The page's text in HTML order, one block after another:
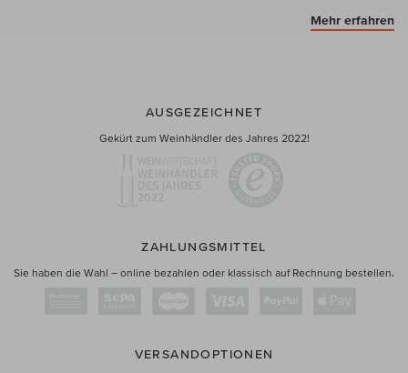
Mehr erfahren
AUSGEZEICHNET
Gekürt zum Weinhändler des Jahres 2022!
ZAHLUNGSMITTEL
Sie haben die Wahl – online bezahlen oder klassisch auf Rechnung bestellen.
VERSANDOPTIONEN